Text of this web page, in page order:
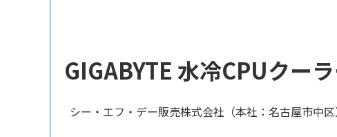
GIGABYTE 水冷CPUクー
シー・エフ・デー販売株式会社（本社：名古屋市中